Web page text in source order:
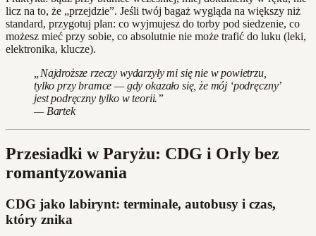
licz na to, że „przejdzie”. Jeśli twój bagaż wygląda na większy niż
standard, przygotuj plan: co wyjmujesz do torby pod siedzenie, co
możesz mieć przy sobie, co absolutnie nie może trafić do luku (leki,
elektronika, klucze).
„Najdroższe rzeczy wydarzyły mi się nie w powietrzu,
tylko przy bramce — gdy okazało się, że mój ‘podręczny’
jest podręczny tylko w teorii.”
— Bartek
Przesiadki w Paryżu: CDG i Orly bez
romantyzowania
CDG jako labirynt: terminale, autobusy i czas,
który znika